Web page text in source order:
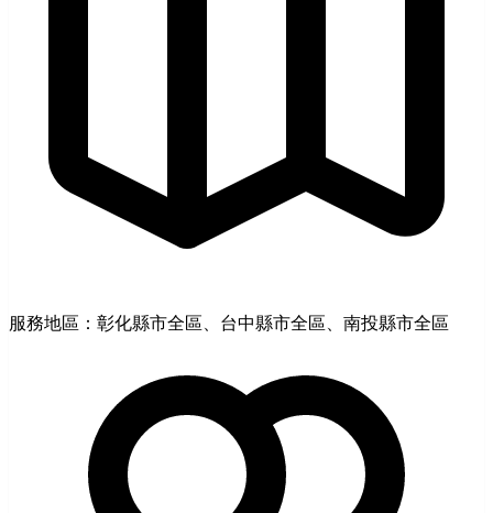
服務地區：彰化縣市全區、台中縣市全區、南投縣市全區